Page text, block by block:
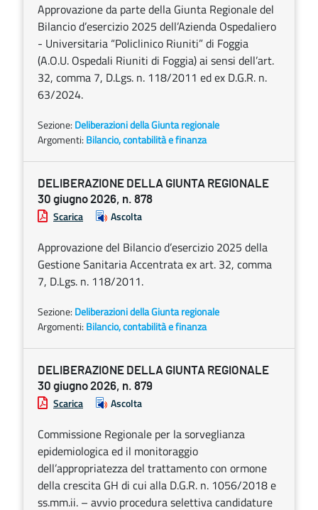
Approvazione da parte della Giunta Regionale del
Bilancio d’esercizio 2025 dell’Azienda Ospedaliero
- Universitaria “Policlinico Riuniti” di Foggia
(A.O.U. Ospedali Riuniti di Foggia) ai sensi dell’art.
32, comma 7, D.Lgs. n. 118/2011 ed ex D.G.R. n.
63/2024.
Sezione: Deliberazioni della Giunta regionale
Argomenti: Bilancio, contabilità e finanza
DELIBERAZIONE DELLA GIUNTA REGIONALE
30 giugno 2026, n. 878
Scarica Ascolta
Approvazione del Bilancio d’esercizio 2025 della
Gestione Sanitaria Accentrata ex art. 32, comma
7, D.Lgs. n. 118/2011.
Sezione: Deliberazioni della Giunta regionale
Argomenti: Bilancio, contabilità e finanza
DELIBERAZIONE DELLA GIUNTA REGIONALE
30 giugno 2026, n. 879
Scarica Ascolta
Commissione Regionale per la sorveglianza
epidemiologica ed il monitoraggio
dell’appropriatezza del trattamento con ormone
della crescita GH di cui alla D.G.R. n. 1056/2018 e
ss.mm.ii. – avvio procedura selettiva candidature